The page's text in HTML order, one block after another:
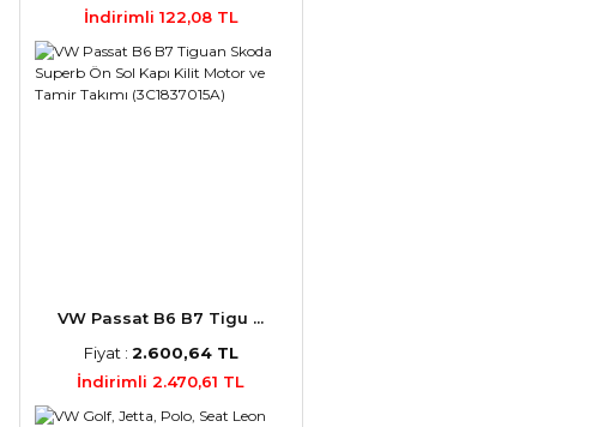
İndirimli 122,08 TL
VW Passat B6 B7 Tigu ...
Fiyat : 2.600,64 TL
İndirimli 2.470,61 TL